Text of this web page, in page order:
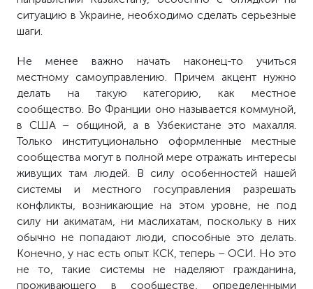
ситуацию в Украине, необходимо сделать серьезные
шаги.
Не менее важно начать наконец-то учиться
местному самоуправлению. Причем акцент нужно
делать на такую категорию, как местное
сообщество. Во Франции оно называется коммуной,
в США – общиной, а в Узбекистане это махалля.
Только институционально оформленные местные
сообщества могут в полной мере отражать интересы
живущих там людей. В силу особенностей нашей
системы и местного госуправления разрешать
конфликты, возникающие на этом уровне, не под
силу ни акиматам, ни маслихатам, поскольку в них
обычно не попадают люди, способные это делать.
Конечно, у нас есть опыт КСК, теперь – ОСИ. Но это
не то, такие системы не наделяют гражданина,
проживающего в сообществе, определенными